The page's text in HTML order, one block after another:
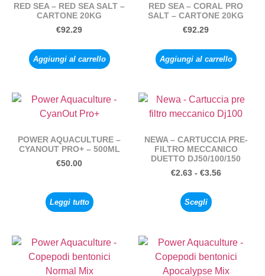
RED SEA – RED SEA SALT –
CARTONE 20KG
€92.29
Aggiungi al carrello
RED SEA – CORAL PRO
SALT – CARTONE 20KG
€92.29
Aggiungi al carrello
POWER AQUACULTURE –
CYANOUT PRO+ – 500ML
€50.00
Leggi tutto
NEWA – CARTUCCIA PRE-
FILTRO MECCANICO
DUETTO DJ50/100/150
€2.63 - €3.56
Scegli